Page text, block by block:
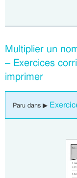
Multiplier un
– Exercices
imprimer
Paru dans ▶